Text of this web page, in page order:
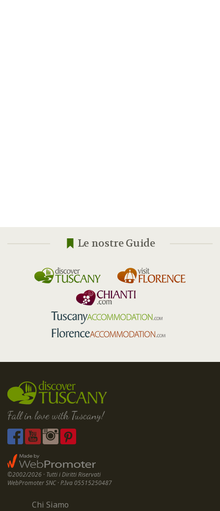
Le nostre Guide
Fall in love with Tuscany!
©2002/2026 · Tutti i Diritti Riservati
WebPromoter SNC · P.Iva 05515250487
Chi Siamo